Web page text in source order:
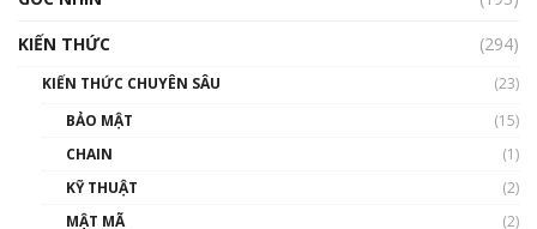
KIẾN THỨC
(294)
KIẾN THỨC CHUYÊN SÂU
(23)
BẢO MẬT
(15)
CHAIN
(1)
KỸ THUẬT
(2)
MẬT MÃ
(2)